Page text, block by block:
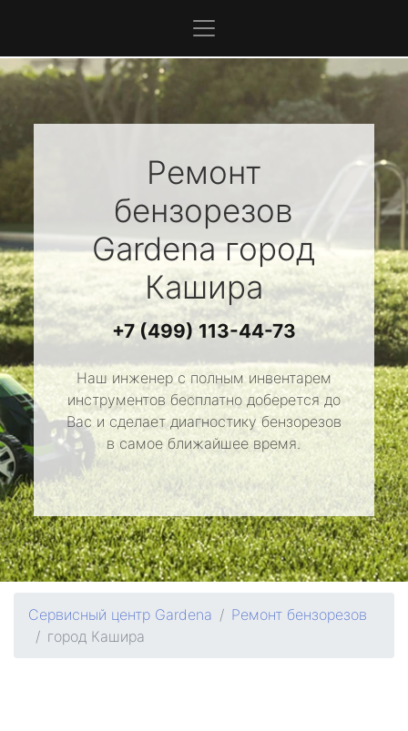
Ремонт
бензорезов
Gardenaгород
Кашира
+7 (499) 113-44-73
Наш инженер с полным инвентарем
инструментов бесплатно доберется до
Вас и сделает диагностику бензорезов
в самое ближайшее время.
Сервисный центр Gardena
Ремонт бензорезов
город Кашира